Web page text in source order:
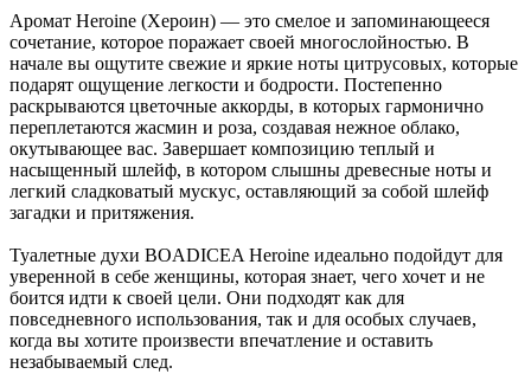
Аромат Heroine (Хероин) — это смелое и запоминающееся
сочетание, которое поражает своей многослойностью. В
начале вы ощутите свежие и яркие ноты цитрусовых, которые
подарят ощущение легкости и бодрости. Постепенно
раскрываются цветочные аккорды, в которых гармонично
переплетаются жасмин и роза, создавая нежное облако,
окутывающее вас. Завершает композицию теплый и
насыщенный шлейф, в котором слышны древесные ноты и
легкий сладковатый мускус, оставляющий за собой шлейф
загадки и притяжения.
Туалетные духи BOADICEA Heroine идеально подойдут для
уверенной в себе женщины, которая знает, чего хочет и не
боится идти к своей цели. Они подходят как для
повседневного использования, так и для особых случаев,
когда вы хотите произвести впечатление и оставить
незабываемый след.